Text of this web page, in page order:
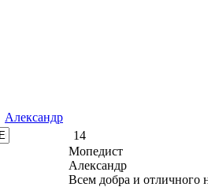
Александр
14
Мопедист
Александр
Всем добра и отличного